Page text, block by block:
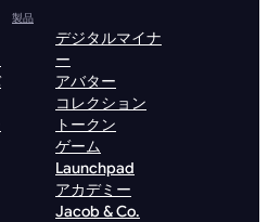
製品
デジタルマイナ
ー
アバター
コレクション
トークン
ゲーム
Launchpad
アカデミー
Jacob & Co.